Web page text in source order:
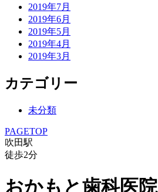
2019年7月
2019年6月
2019年5月
2019年4月
2019年3月
カテゴリー
未分類
PAGETOP
吹田駅
徒歩2分
おかもと歯科医院